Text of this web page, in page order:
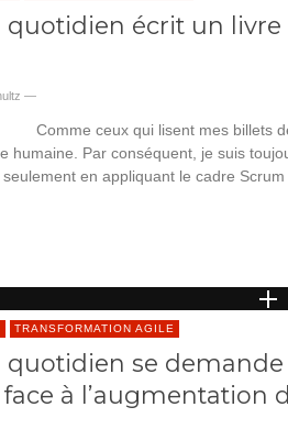
quotidien écrit un livre
—
Comme ceux qui lisent mes billets
humaine. Par conséquent, je suis
en appliquant le cadre
TRANSFORMATION AGILE
quotidien se
à l’augmentation